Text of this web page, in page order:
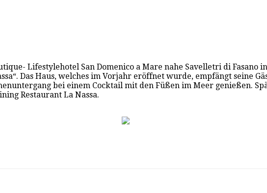
Lifestylehotel San Domenico a Mare nahe Savelletri di
Das Haus, welches im Vorjahr eröffnet wurde, empfängt seine
bei einem Cocktail mit den Füßen im Meer genießen.
Restaurant La Nassa.